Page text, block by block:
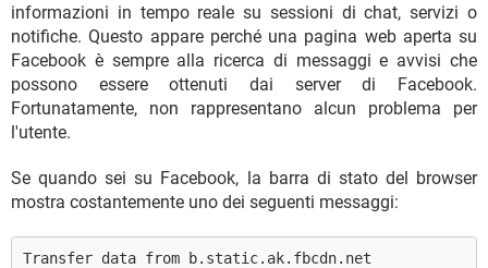
informazioni in tempo reale su sessioni di chat, servizi o
notifiche. Questo appare perché una pagina web aperta su
Facebook è sempre alla ricerca di messaggi e avvisi che
possono essere ottenuti dai server di Facebook.
Fortunatamente, non rappresentano alcun problema per
l'utente.
Se quando sei su Facebook, la barra di stato del browser
mostra costantemente uno dei seguenti messaggi:
Transfer data from b.static.ak.fbcdn.net